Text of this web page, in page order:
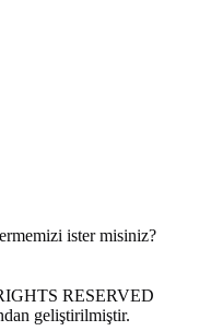
ister misiniz?
RESERVED
geliştirilmiştir.